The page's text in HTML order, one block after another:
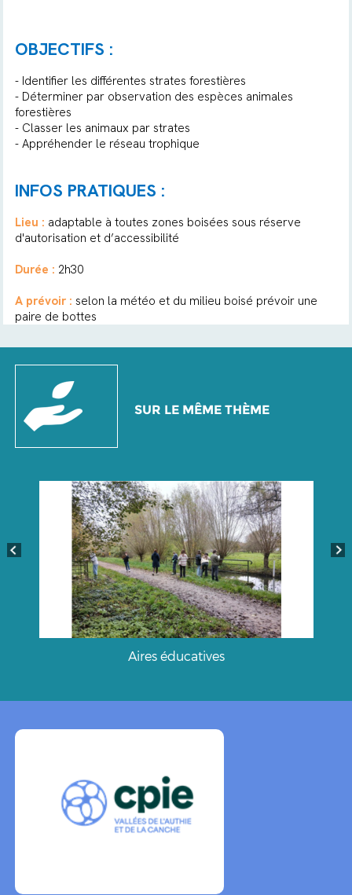
OBJECTIFS :
- Identifier les différentes strates forestières
- Déterminer par observation des espèces animales
forestières
- Classer les animaux par strates
- Appréhender le réseau trophique
INFOS PRATIQUES :
Lieu : adaptable à toutes zones boisées sous réserve
d'autorisation et d’accessibilité
Durée : 2h30
A prévoir : selon la météo et du milieu boisé prévoir une
paire de bottes
SUR LE MÊME THÈME
Aires éducatives